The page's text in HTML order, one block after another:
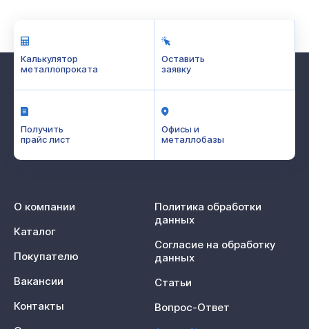
Калькулятор
металлопроката
Оставить
заявку
Получить
прайс лист
Офисы и
металлобазы
О компании
Каталог
Покупателю
Вакансии
Контакты
Политика обработки
данных
Согласие на обработку
данных
Статьи
Вопрос-Ответ